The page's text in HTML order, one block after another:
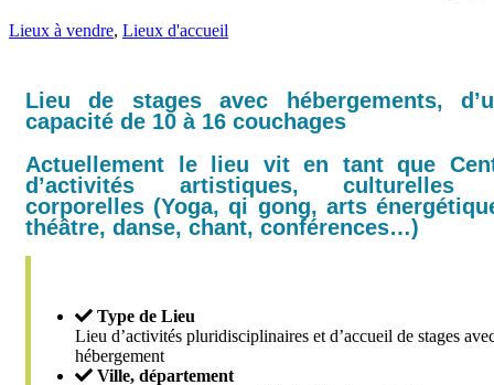
Lieux à vendre, Lieux d'accueil
Lieu de stages avec hébergements,
capacité de 10 à 16 couchages
Actuellement le lieu vit en tant que
d’activités artistiques, culturelles
corporelles (Yoga, qi gong, arts
théâtre, danse, chant, conférences…)
Type de Lieu
Lieu d’activités pluridisciplinaires et d’accueil de stages
hébergement
Ville, département